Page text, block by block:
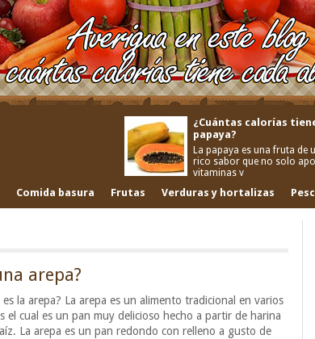
¿Cuántas calorías
papaya?
La papaya es una fruta de
rico sabor que no solo
vitaminas y
Comida basura Frutas Verduras y hortalizas
arepa?
es la arepa? La arepa es un alimento tradicional en varios
el cual es un pan muy delicioso hecho a partir de harina
La arepa es un pan redondo con relleno a gusto de